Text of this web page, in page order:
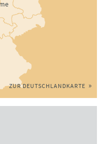
ZUR DEUTSCHLANDKARTE